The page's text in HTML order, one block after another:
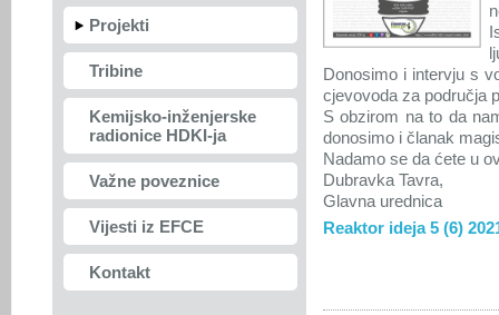
Projekti
Tribine
Kemijsko-inženjerske
radionice HDKI-ja
Važne poveznice
Vijesti iz EFCE
Kontakt
Donosimo i intervju s
cjevovoda za područja
S obzirom na to da
donosimo i članak
Nadamo se da ćete u
Dubravka Tavra,
Glavna urednica
Reaktor ideja 5 (6)